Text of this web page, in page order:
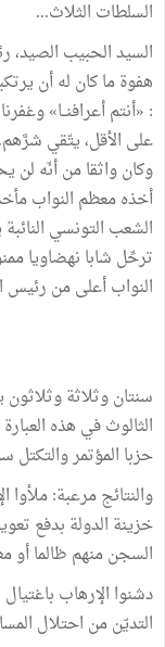
السلطات الثلاث...
السيد الحبيب
هفوة ما كان له أن
: «أنتم أعرافنــا»
على الأقل، يتّقي
وكان واثقا من أنّه لن
أخذه معظم النواب
الشعب التونسي
ترحِّل شابا نهضاويا
النواب أعلى من رئيس
سنتان وثلاثة
الثالوث في هذه
حزبا المؤتمر
والنتائج مرعبة: ملأوا
خزينة الدولة بدفع
السجن منهم ظالما أو
دشنوا الإرهاب
التديّن من احتلال